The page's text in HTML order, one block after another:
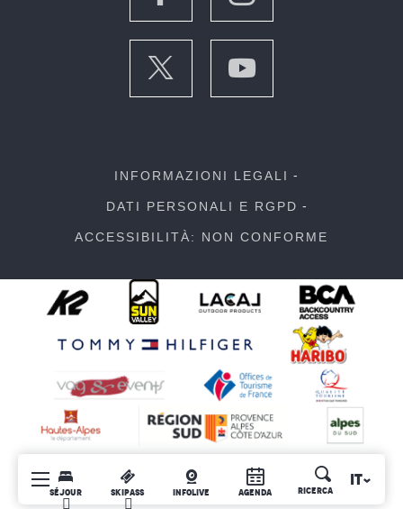
SÉJOUR SKIPASS INFOLIVE AGENDA
Ricerca
IT
INFORMAZIONI LEGALI
DATI PERSONALI E RGPD
ACCESSIBILITÀ: NON CONFORME